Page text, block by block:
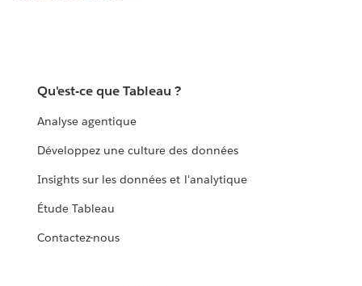
Qu'est-ce que Tableau ?
Analyse agentique
Développez une culture des données
Insights sur les données et l'analytique
Étude Tableau
Contactez-nous